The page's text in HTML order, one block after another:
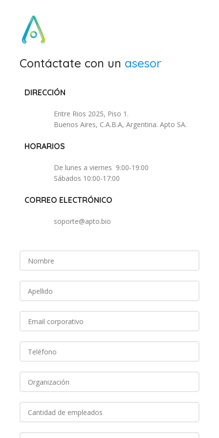
Contáctate con un asesor
DIRECCIÓN
Entre Rios 2025, Piso 1.
Buenos Aires, C.A.B.A, Argentina. Apto SA.
HORARIOS
De lunes a viernes 9:00-19:00
Sábados 10:00-17:00
CORREO ELECTRÓNICO
soporte@apto.bio